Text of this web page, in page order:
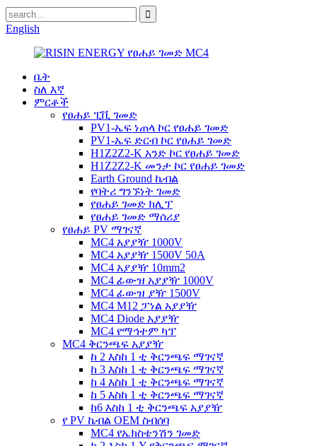
English
ቤት
ስለ እኛ
ምርቶች
የፀሐይ ፒቪ ገመድ
PV1-ኤፍ ነጠላ ኮር የፀሐይ ገመድ
PV1-ኤፍ ድርብ ኮር የፀሐይ ገመድ
H1Z2Z2-K አንድ ኮር የፀሐይ ገመድ
H1Z2Z2-K መንታ ኮር የፀሐይ ገመድ
Earth Ground ኬብል
የባትሪ ግንኙነት ገመድ
የፀሐይ ገመድ ክሊፕ
የፀሐይ ገመድ ማሰሪያ
የፀሐይ PV ማገናኛ
MC4 አያያዥ 1000V
MC4 አያያዥ 1500V 50A
MC4 አያያዥ 10mm2
MC4 ፊውዝ አያያዥ 1000V
MC4 ፊውዝ ያዥ 1500V
MC4 M12 ፓነል አያያዥ
MC4 Diode አያያዥ
MC4 የማኅተም ካፕ
MC4 ቅርንጫፍ አያያዥ
ከ 2 እስከ 1 ቲ ቅርንጫፍ ማገናኛ
ከ 3 እስከ 1 ቲ ቅርንጫፍ ማገናኛ
ከ 4 እስከ 1 ቲ ቅርንጫፍ ማገናኛ
ከ 5 እስከ 1 ቲ ቅርንጫፍ ማገናኛ
ከ6 እስከ 1 ቲ ቅርንጫፍ አያያዥ
የ PV ኬብል OEM ስብሰባ
MC4 የኤክስቴንሽን ገመድ